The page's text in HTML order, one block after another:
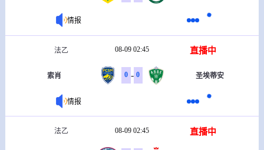
情报
法乙 08-09 02:45 直播中
索肖 0 - 0 圣埃蒂安
情报
法乙 08-09 02:45 直播中